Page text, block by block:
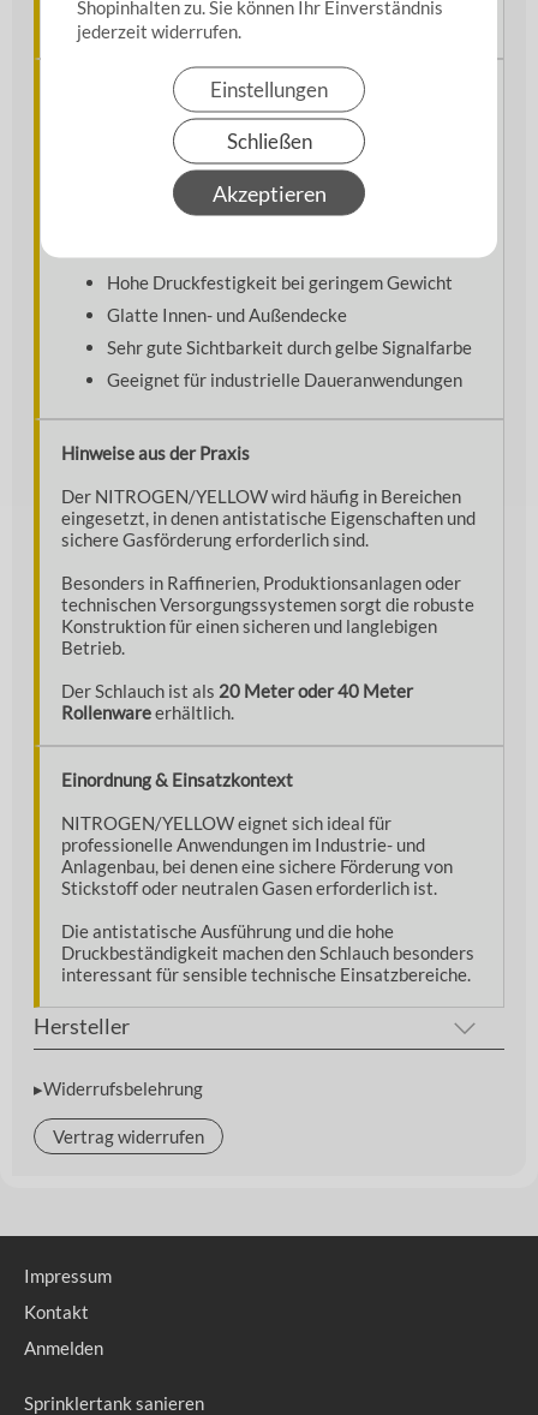
Shopinhalten zu. Sie können Ihr Einverständnis
jederzeit widerrufen.
Einstellungen
Schließen
Akzeptieren
Lieferform
20 m oder 40 m Rollenware
Material & Konstruktion
Der NITROGEN/YELLOW kombiniert eine robuste
PVC-Konstruktion mit antistatischen Eigenschaften
und hochfesten Aramid-Verstärkungen.
Antistatische Ausführung für erhöhte
Hohe Druckfestigkeit bei geringem Gewicht
Glatte Innen- und Außendecke
Sehr gute Sichtbarkeit durch gelbe Signalfarbe
Geeignet für industrielle Daueranwendungen
Hinweise aus der Praxis
Der NITROGEN/YELLOW wird häufig in Bereichen
eingesetzt, in denen antistatische Eigenschaften und
sichere Gasförderung erforderlich sind.
Besonders in Raffinerien, Produktionsanlagen oder
technischen Versorgungssystemen sorgt die robuste
Konstruktion für einen sicheren und langlebigen
Betrieb.
Der Schlauch ist als 20 Meter oder 40 Meter
Rollenwareerhältlich.
Einordnung & Einsatzkontext
NITROGEN/YELLOW eignet sich ideal für
professionelle Anwendungen im Industrie- und
Anlagenbau, bei denen eine sichere Förderung von
Stickstoff oder neutralen Gasen erforderlich ist.
Die antistatische Ausführung und die hohe
Druckbeständigkeit machen den Schlauch besonders
interessant für sensible technische Einsatzbereiche.
Hersteller
▸Widerrufsbelehrung
Vertrag widerrufen
Impressum
Kontakt
Anmelden
Sprinklertank sanieren